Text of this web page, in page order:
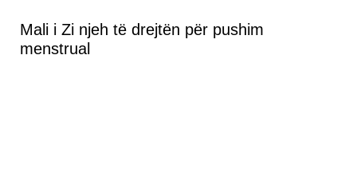
Mali i Zi njeh të drejtën për pushim
menstrual